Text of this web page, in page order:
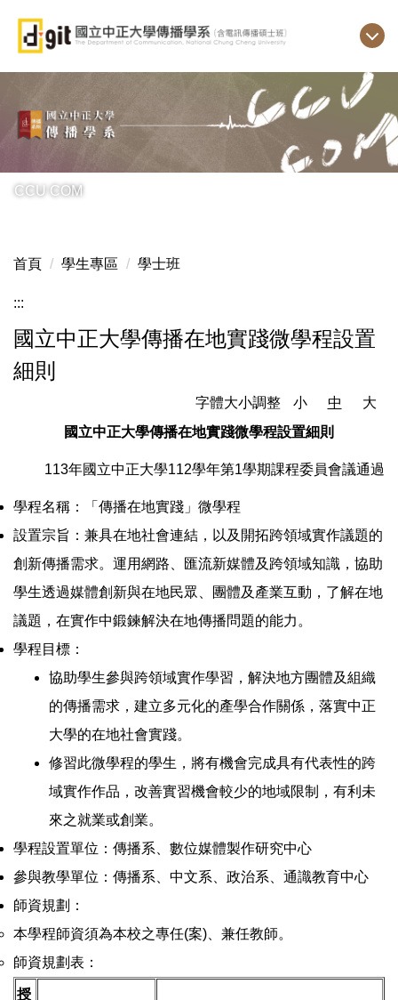
主
區
CCU COM
首頁 學生專區 學士班
:::
國立中正大學傳播在地實踐微學程設置
細則
字體大小調整 小 中
大
國立中正大學傳播在地實踐微學程設置細則
113年國立中正大學112學年第1學期課程委員會議通過
學程名稱：「傳播在地實踐」微學程
設置宗旨：兼具在地社會連結，以及開拓跨領域實作議題的
創新傳播需求。運用網路、匯流新媒體及跨領域知識，協助
學生透過媒體創新與在地民眾、團體及產業互動，了解在地
議題，在實作中鍛鍊解決在地傳播問題的能力。
學程目標：
協助學生參與跨領域實作學習，解決地方團體及組織
的傳播需求，建立多元化的產學合作關係，落實中正
大學的在地社會實踐。
修習此微學程的學生，將有機會完成具有代表性的跨
域實作作品，改善實習機會較少的地域限制，有利未
來之就業或創業。
學程設置單位：傳播系、數位媒體製作研究中心
參與教學單位：傳播系、中文系、政治系、通識教育中心
師資規劃：
本學程師資須為本校之專任(案)、兼任教師。
師資規劃表：
授